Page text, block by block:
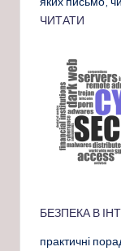
ЧИТАТИ
БЕЗПЕКА В
практичні